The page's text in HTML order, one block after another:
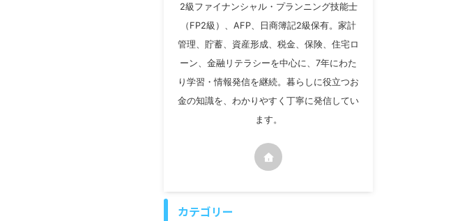
2級ファイナンシャル・プランニング技能士
（FP2級）、AFP、日商簿記2級保有。家計
管理、貯蓄、資産形成、税金、保険、住宅ロ
ーン、金融リテラシーを中心に、7年にわた
り学習・情報発信を継続。暮らしに役立つお
金の知識を、わかりやすく丁寧に発信してい
ます。
カテゴリー